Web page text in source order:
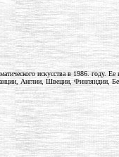
искусства в 1986. году.
Англии, Швеции, Финляндии,